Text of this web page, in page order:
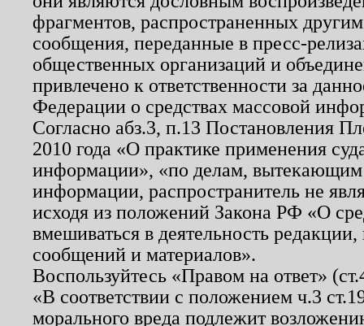
фрагментов, распространенных
сообщения, переданные в пресс-
общественных организаций и
привлечено к ответственности за
Федерации о средствах массовой
Согласно абз.3, п.13 Постановления
2010 года «О практике применения
информации», «по делам, вытекающим
информации, распространитель не
исходя из положений Закона РФ «О
вмешиваться в деятельность
сообщений и материалов».
Воспользуйтесь «Правом на ответ»
«В соответствии с положением ч.3
морального вреда подлежит